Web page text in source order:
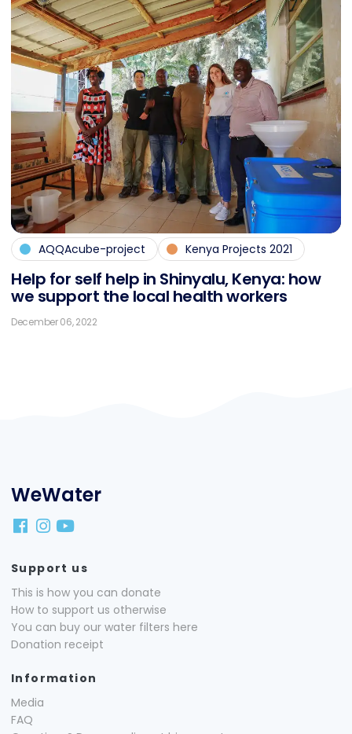
AQQAcube-project Kenya Projects 2021
Help for self help in Shin­ya­lu, Ke­nya: how
we sup­port the lo­cal health workers
December 06, 2022
WeWater
Support us
This is how you can donate
How to support us otherwise
You can buy our water filters here
Donation receipt
Information
Media
FAQ